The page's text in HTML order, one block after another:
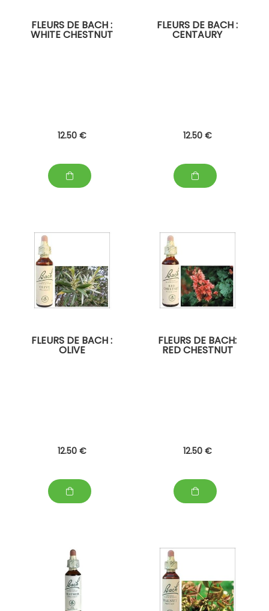
FLEURS DE BACH :
WHITE CHESTNUT
12.50 €
FLEURS DE BACH :
CENTAURY
12.50 €
FLEURS DE BACH :
OLIVE
12.50 €
FLEURS DE BACH:
RED CHESTNUT
12.50 €